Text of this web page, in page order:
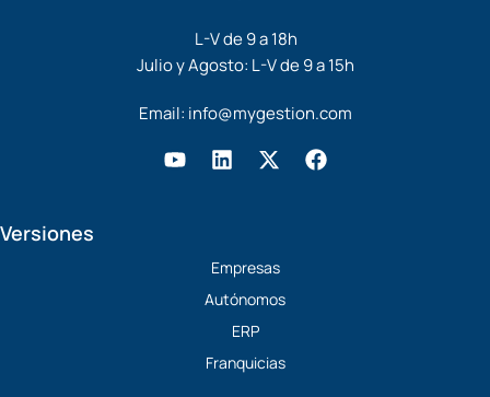
L-V de 9 a 18h
Julio y Agosto: L-V de 9 a 15h
Email: info@mygestion.com
Y L
d
i
n
X
t
t
e
F
a
Versiones
Empresas
Autónomos
ERP
Franquicias